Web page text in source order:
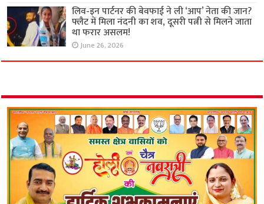
लिव-इन पार्टनर की बेवफाई ने ली ‘आप’ नेता की जान?
फ्लैट में मिला नंदनी का शव, दूसरी पत्नी से मिलने जाता
था फरार असलम!
June 26, 2026